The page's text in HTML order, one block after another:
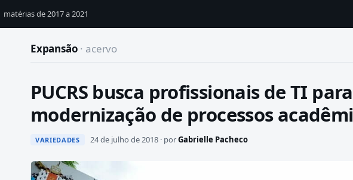
matérias de 2017 a 2021
Expansão · acervo
PUCRS busca profissionais de TI para
modernização de processos
VARIEDADES 24 de julho de 2018 · porGabrielle Pacheco